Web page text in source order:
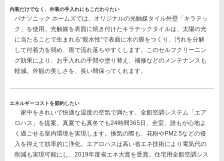
内装だけでなく、外装の手入れにもこだわりたい
パナソニック ホームズでは、オリジナルの光触媒タイル外壁「キラテッ
ク」 を使用。光触媒を表面に焼き付けたキラテックタイルは、太陽の光
に当たることで生まれる“親水性”で表面に水の膜をつくり、汚れを分解
して付着力を弱め、雨で流れ落ちやすくします。このセルフクリーニン
グ効果により、 お手入れの手間や塗り替え、補修などのメンテナンスも
軽減。 外観の美しさを、長い間保ってくれます。
エネルギーコストを節約したい
家中をきれいで快適な温度の空気で満たす、 全館空調システム「エア
ロハス」 を提案。真夏でも真冬でも24時間365日、全室、誰もが心地よ
く過ごせる室内環境を実現します。換気の際も、花粉やPM2.5などの侵
入を抑えて効率的に浄化。エアロハスは高い省エネ技術により電気代の
削減も実現可能にし、 2019年度省エネ大賞を受賞。 住宅用全館空調シス